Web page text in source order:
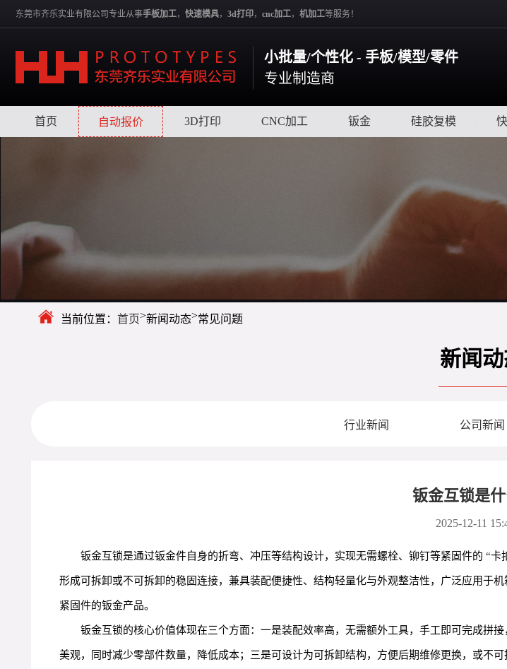
东莞市齐乐实业有限公司专业从事手板加工， 快速模具， 3d打印， cnc加工， 机加工等服务！
小批量/个性化 - 手板/模型/零件
专业制造商
首页 自动报价 3D打印 CNC加工 钣金 硅胶复模
当前位置： 首页>新闻动态>常见问题
新闻
行业新闻 公司新闻
钣金互锁是
2025-12-11
钣金互锁是通过钣金件自身的折弯、冲压等结构设计，实现无需螺栓、铆钉等紧固件的 “
形成可拆卸或不可拆卸的稳固连接，兼具装配便捷性、结构轻量化与外观整洁性，广泛应用于
紧固件的钣金产品。
钣金互锁的核心价值体现在三个方面：一是装配效率高，无需额外工具，手工即可完成拼
美观，同时减少零部件数量，降低成本；三是可设计为可拆卸结构，方便后期维修更换，或不